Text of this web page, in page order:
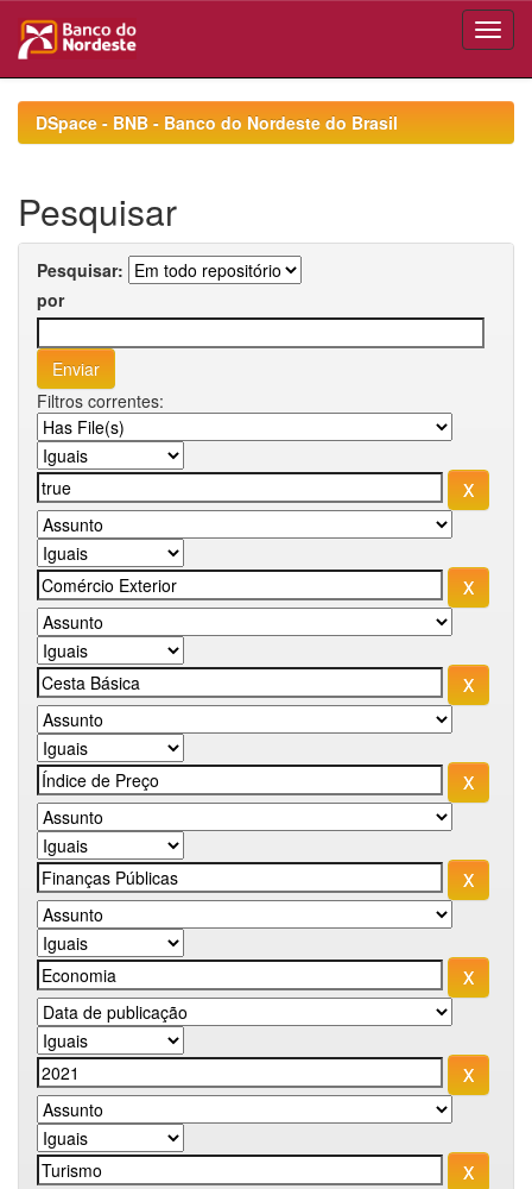
navigationDSpace - BNB - Banco do Nordeste do Brasil
Pesquisar
Pesquisar:
por
Filtros correntes: